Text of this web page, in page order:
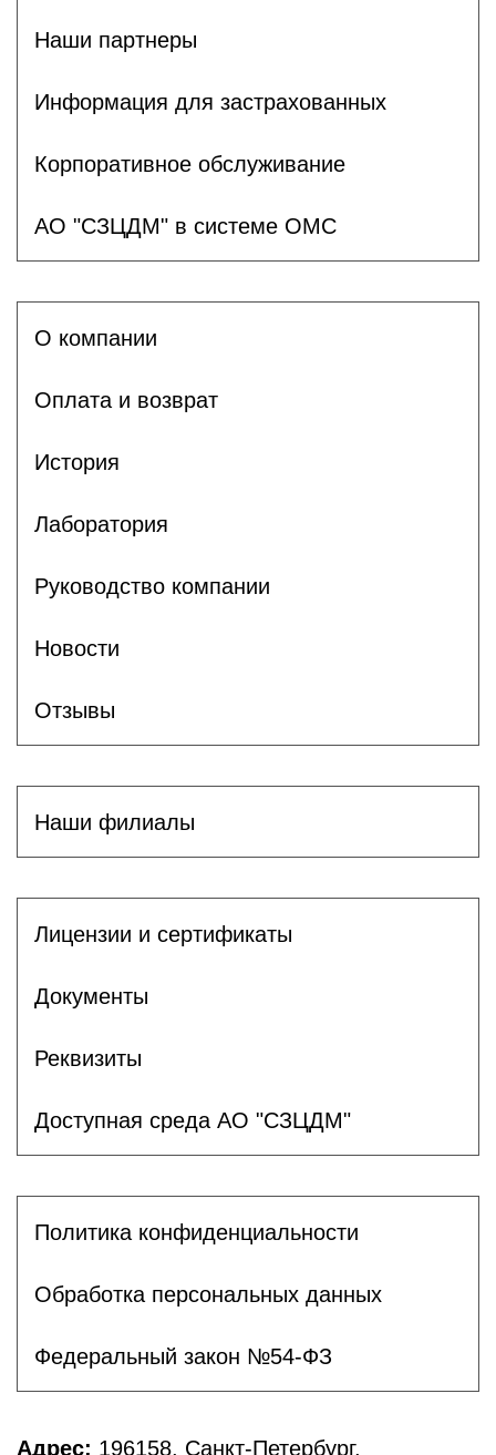
Наши партнеры
Информация для застрахованных
Корпоративное обслуживание
АО "СЗЦДМ" в системе ОМС
О компании
Оплата и возврат
История
Лаборатория
Руководство компании
Новости
Отзывы
Наши филиалы
Лицензии и сертификаты
Документы
Реквизиты
Доступная среда АО "СЗЦДМ"
Политика конфиденциальности
Обработка персональных данных
Федеральный закон №54-ФЗ
Адрес: 196158, Санкт-Петербург,